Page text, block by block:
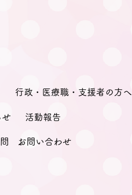
行政・医療職・支援者の方へ
せ 活動報告
お問い合わせ